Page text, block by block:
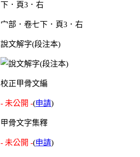
宀部．卷七下．頁3．右
說文解字(段注本)
校正甲骨文編
- 未公開 -(申請)
甲骨文字集釋
- 未公開 -(申請)